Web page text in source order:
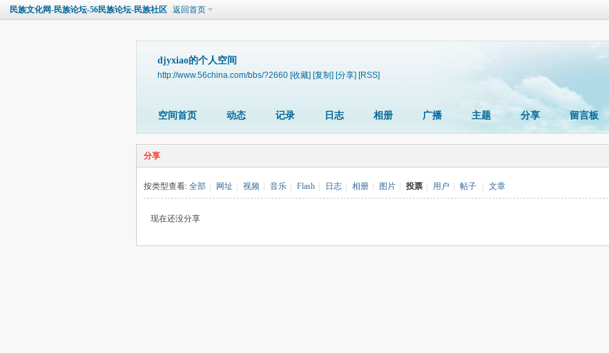
民族文化网-民族论坛-56民族论坛-民族社区 返回首页
djyxiao的个人空间
http://www.56china.com/bbs/?2660 [收藏] [复制] [分享] [RSS]
空间首页 动态 记录 日志 相册 广播 主题 分享 留言板
分享
按类型查看: 全部 网址 视频 音乐 Flash 日志 相册 图片 投票 用户 帖子 文章
现在还没分享